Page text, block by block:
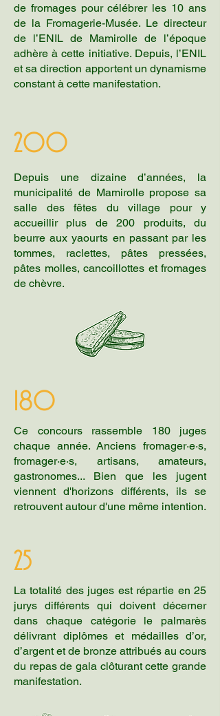
de fromages pour célébrer les 10 ans
de la Fromagerie-Musée. Le directeur
de l’ENIL de Mamirolle de l’époque
adhère à cette initiative. Depuis, l’ENIL
et sa direction apportent un dynamisme
constant à cette manifestation.
200
Depuis une dizaine d’années, la
municipalité de Mamirolle propose sa
salle des fêtes du village pour y
accueillir plus de 200 produits, du
beurre aux yaourts en passant par les
tommes, raclettes, pâtes pressées,
pâtes molles, cancoillottes et fromages
de chèvre.
180
Ce concours rassemble 180 juges
chaque année. Anciens fromager·e·s,
fromager·e·s, artisans, amateurs,
gastronomes... Bien que les jugent
viennent d'horizons différents, ils se
retrouvent autour d'une même intention.
25
La totalité des juges est répartie en 25
jurys différents qui doivent décerner
dans chaque catégorie le palmarès
délivrant diplômes et médailles d’or,
d’argent et de bronze attribués au cours
du repas de gala clôturant cette grande
manifestation.